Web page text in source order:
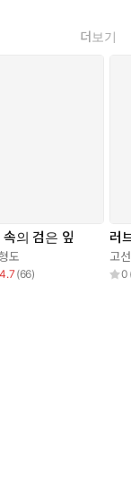
더보기
속의 검은 잎
도
4.7 (66)
러
고
0